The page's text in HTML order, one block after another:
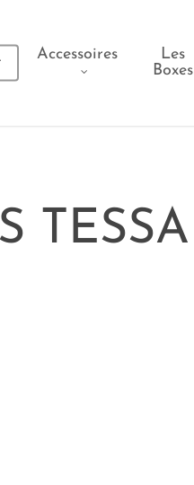
Accessoires
Les
Boxes
TESSA